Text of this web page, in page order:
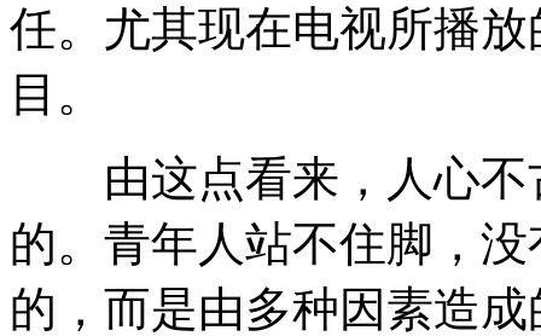
任。尤其现在电视所播
目。
由这点看来，人心不
的。青年人站不住脚，
的，而是由多种因素造